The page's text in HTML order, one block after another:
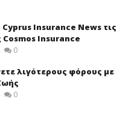
Insurance News τις
Cosmos Insurance
0
λιγότερους φόρους με
0